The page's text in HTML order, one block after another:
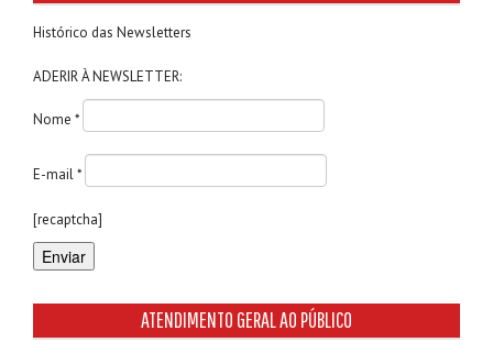
Histórico das Newsletters
ADERIR À NEWSLETTER:
Nome *
E-mail *
[recaptcha]
ATENDIMENTO GERAL AO PÚBLICO